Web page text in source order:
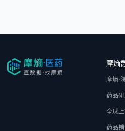
摩熵
摩熵·
药品
全球
药品